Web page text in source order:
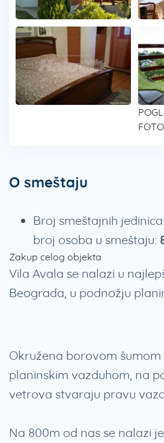
O smeštaju
Broj smeštajnih jedinica:
broj osoba u smeštaju:
Zakup celog objekta
Vila Avala se nalazi u
Beograda, u podnožju
Okružena borovom šumom
planinskim vazduhom, na
vetrova stvaraju pravu
Na 800m od nas se nalazi